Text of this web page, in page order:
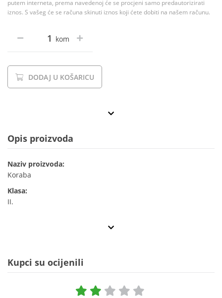
putem interneta, prema navedenoj će se procjeni samo predautorizirati
iznos. S vašeg će se računa skinuti iznos koji ćete dobiti na našem računu.
kom
DODAJ U KOŠARICU
Opis proizvoda
Naziv proizvoda:
Koraba
Klasa:
II.
Kupci su ocijenili